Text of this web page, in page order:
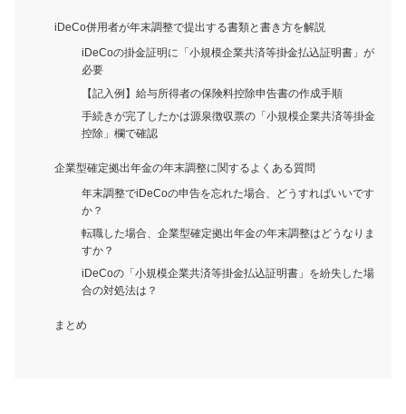
iDeCo併用者が年末調整で提出する書類と書き方を解説
iDeCoの掛金証明に「小規模企業共済等掛金払込証明書」が
必要
【記入例】給与所得者の保険料控除申告書の作成手順
手続きが完了したかは源泉徴収票の「小規模企業共済等掛金
控除」欄で確認
企業型確定拠出年金の年末調整に関するよくある質問
年末調整でiDeCoの申告を忘れた場合、どうすればいいです
か？
転職した場合、企業型確定拠出年金の年末調整はどうなりま
すか？
iDeCoの「小規模企業共済等掛金払込証明書」を紛失した場
合の対処法は？
まとめ